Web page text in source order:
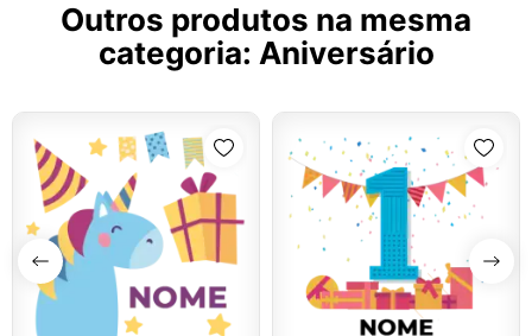
Outros produtos na mesma
categoria: Aniversário